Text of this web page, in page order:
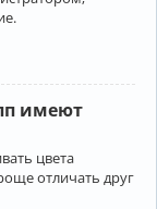
имеют
цвета
отличать друг